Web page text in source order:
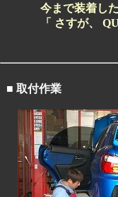
今まで装着し
「 さすが、
■ 取付作業